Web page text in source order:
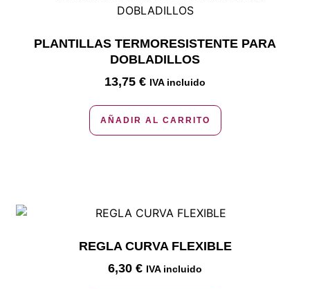
PLANTILLAS TERMORESISTENTE PARA
DOBLADILLOS
13,75 € IVA incluido
AÑADIR AL CARRITO
REGLA CURVA FLEXIBLE
6,30 € IVA incluido